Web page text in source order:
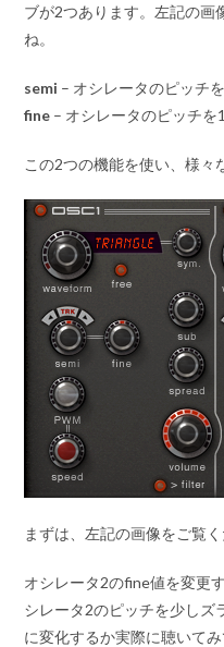
ブが2つあります。左記の画
ね。
semi – オシレータのピッチ
fine – オシレータのピッチを
この2つの機能を使い、様々
まずは、左記の画像をご覧く
オシレータ2のfine値を変更
シレータ2のピッチを少しズ
に変化するか実際に聴いてみ